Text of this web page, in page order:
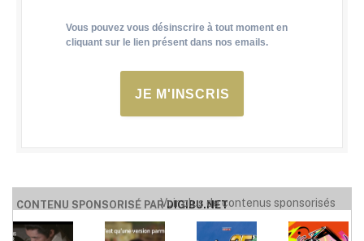
Vous pouvez vous désinscrire à tout moment en
cliquant sur le lien présent dans nos emails.
JE M'INSCRIS
CONTENU SPONSORISÉ PARDIGIBU.NET
Voir plus de contenus sponsorisés